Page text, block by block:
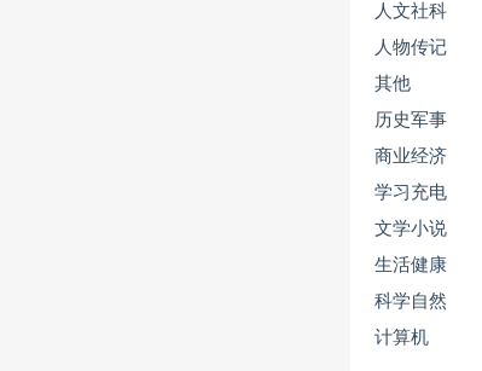
人文社科
人物传记
其他
历史军事
商业经济
学习充电
文学小说
生活健康
科学自然
计算机